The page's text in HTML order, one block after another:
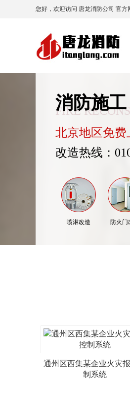
您好，欢迎访问 唐龙消防公司 官方
消防施工
FIRE
北京地区免费
改造热线：
喷淋改造 防火门
通州区西集某企业火灾
制系统